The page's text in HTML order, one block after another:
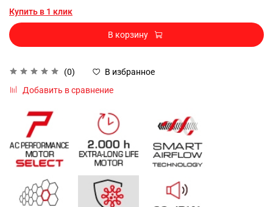
(0)
В избранное
Добавить в сравнение
Купить в 1 клик
В корзину